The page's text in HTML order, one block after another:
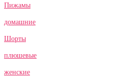
Пижамы
домашние
Шорты
плюшевые
женские